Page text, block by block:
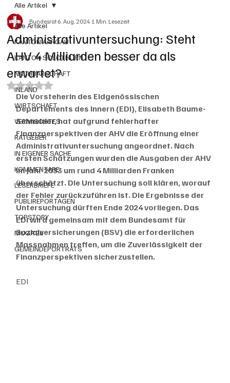
Alle Artikel
KANTON AARGAU
KANTON SOLOTHURN
NACHBARSCHAFT
INLAND
WIRTSCHAFT
VERMISCHTES
RATGEBER
IN EIGENER SACHE
KOMMENTARE
LESERBRIEFE
PUBLIREPORTAGEN
TOPSTORY
MUGA'26
GEMEINDEPORTRÄTS
Alle Artikel
Administrativuntersuchung: Steht
AHV 4 Milliarden besser da als
erwartet?
Bundesrat6. Aug. 20241 Min. Lesezeit
Mit NaN von 5 Sternen bewertet.
Die Vorsteherin des Eidgenössischen
Departements des Innern (EDI), Elisabeth Baume-
Schneider, hat aufgrund fehlerhafter
Finanzperspektiven der AHV die Eröffnung einer
Administrativuntersuchung angeordnet. Nach
ersten Schätzungen wurden die Ausgaben der AHV
im Jahr 2033 um rund 4 Milliarden Franken
überschätzt. Die Untersuchung soll klären, worauf
der Fehler zurückzuführen ist. Die Ergebnisse der
Untersuchung dürften Ende 2024 vorliegen. Das
EDI wird gemeinsam mit dem Bundesamt für
Sozialversicherungen (BSV) die erforderlichen
Massnahmen treffen, um die Zuverlässigkeit der
Finanzperspektiven sicherzustellen.
EDI